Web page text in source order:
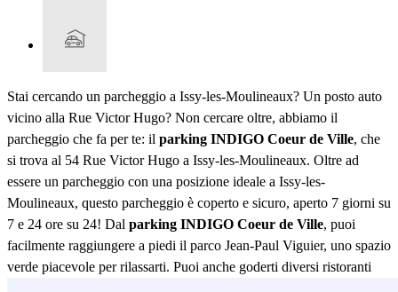
Stai cercando un parcheggio a Issy-les-Moulineaux? Un posto auto
vicino alla Rue Victor Hugo? Non cercare oltre, abbiamo il
parcheggio che fa per te: il parking INDIGO Coeur de Ville, che
si trova al 54 Rue Victor Hugo a Issy-les-Moulineaux. Oltre ad
essere un parcheggio con una posizione ideale a Issy-les-
Moulineaux, questo parcheggio è coperto e sicuro, aperto 7 giorni su
7 e 24 ore su 24! Dal parking INDIGO Coeur de Ville, puoi
facilmente raggiungere a piedi il parco Jean-Paul Viguier, uno spazio
verde piacevole per rilassarti. Puoi anche goderti diversi ristoranti